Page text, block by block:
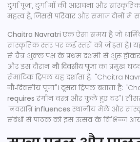
दुर्गा पूजा,दुर्गा माँ की आराधना और
महत्व है, जिससे परिवार और समाज दोनों में
Chaitra Navratri एक ऐसा समय है जो
सांस्कृतिक स्तर पर कई स्तरों को जोड़ता है।
से चैत्र शुक्ल पक्ष के प्रथम दशमी से शुरू
और इस दौरान नौ दिवसीय पूजाका प्रमुख
सेमांटिक ट्रिपल यह दर्शाता है: "Chaitra
नौ‑दिवसीय पूजा"। दूसरा ट्रिपल बताता है:
requires रंगीन वस्त्र और फ़ुले हुए घर"।
"नवरात्रि influences स्थानीय मेले और
संबंधों से पाठक को इस उत्सव के विभिन्न